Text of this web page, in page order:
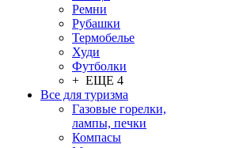
Ремни
Рубашки
Термобелье
Худи
Футболки
+ ЕЩЕ 4
Все для туризма
Газовые горелки,
лампы, печки
Компасы